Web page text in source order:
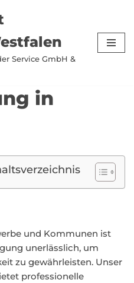
Service GmbH &
in
und Kommunen ist
unerlässlich, um
zu gewährleisten. Unser
professionelle